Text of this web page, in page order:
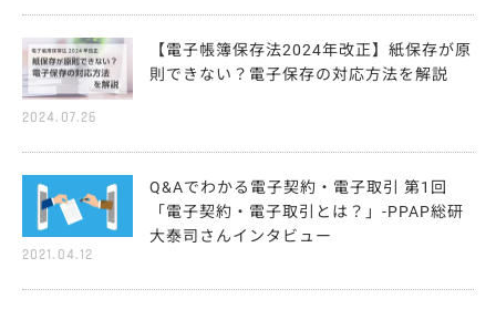
2024.07.26
【電子帳簿保存法2024年改正】紙保存が原
則できない？電子保存の対応方法を解説
2021.04.12
Q&Aでわかる電子契約・電子取引 第1回
「電子契約・電子取引とは？」-PPAP総研
大泰司さんインタビュー